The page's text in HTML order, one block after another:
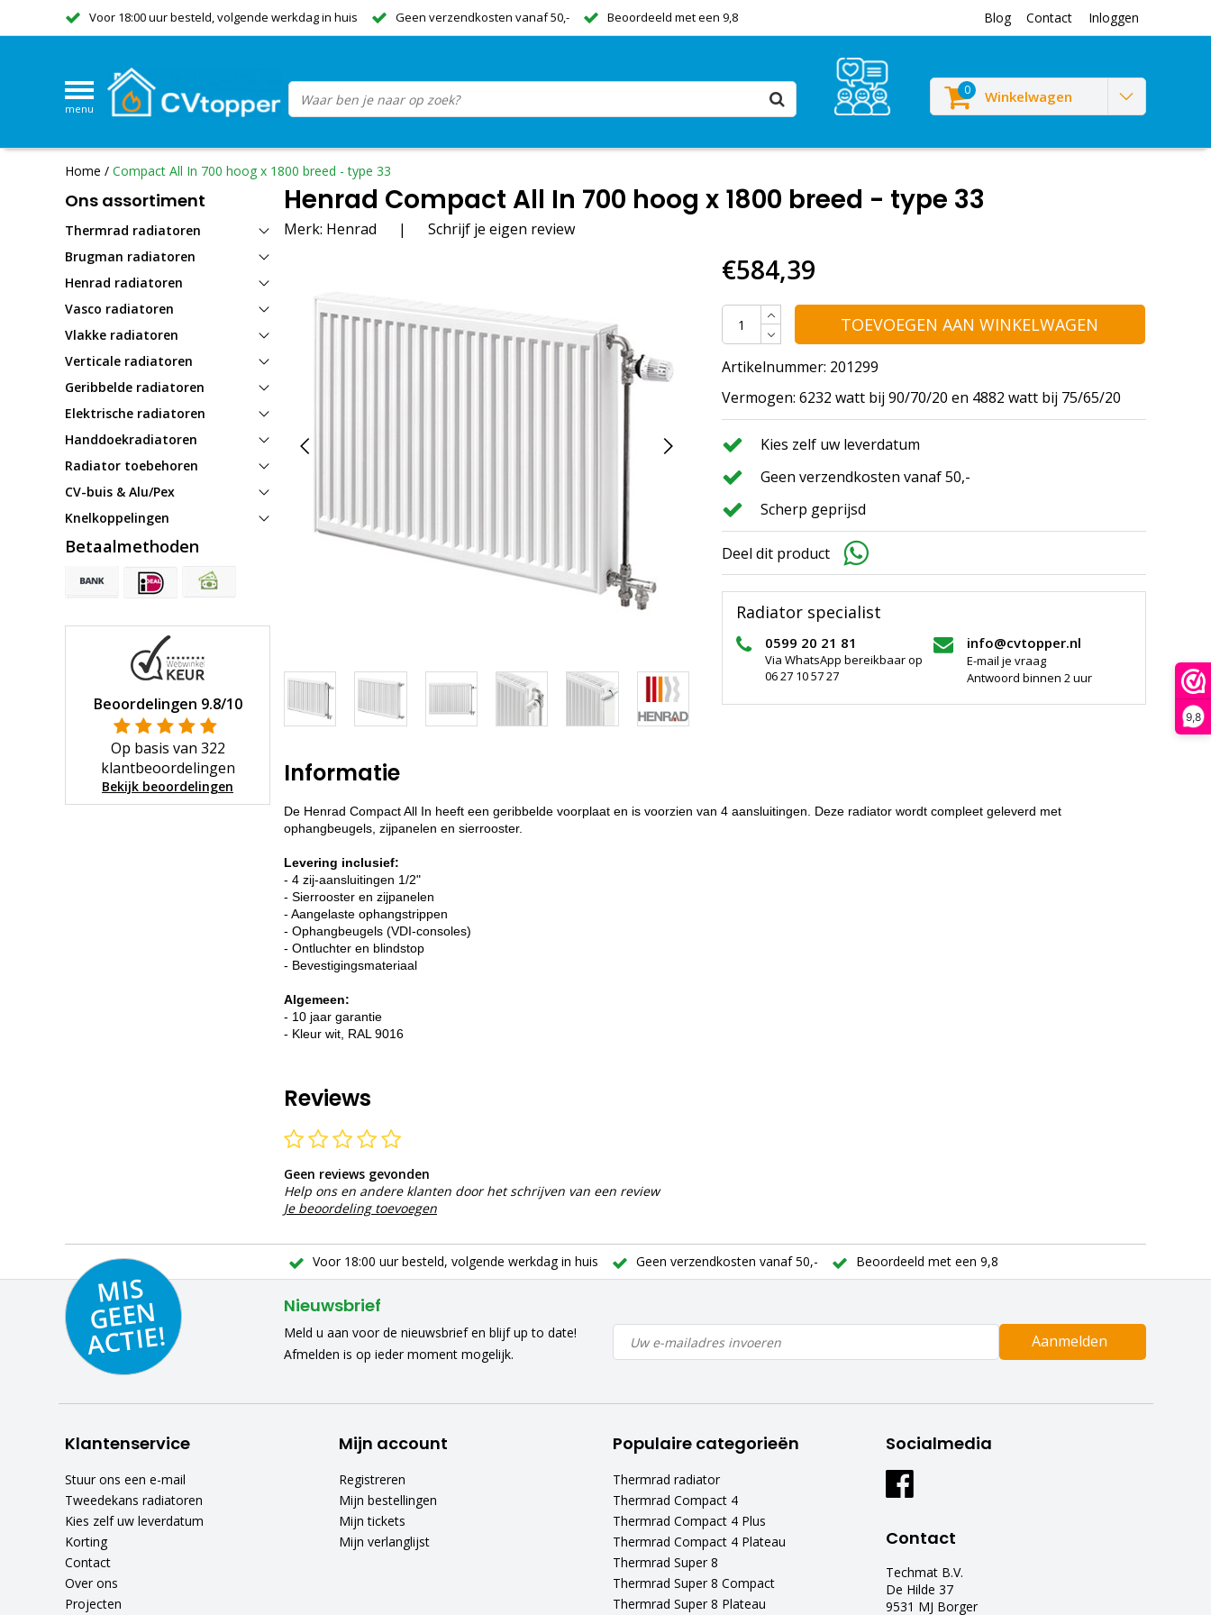
9,8
Voor 18:00 uur besteld, volgende werkdag in huis Geen verzendkosten vanaf 50,- Beoordeeld met een 9,8 Blog Contact Inloggen
menu
0 Winkelwagen
Home / Compact All In 700 hoog x 1800 breed - type 33
Ons assortiment
Thermrad radiatoren
Brugman radiatoren
Henrad radiatoren
Vasco radiatoren
Vlakke radiatoren
Verticale radiatoren
Geribbelde radiatoren
Elektrische radiatoren
Handdoekradiatoren
Radiator toebehoren
CV-buis & Alu/Pex
Knelkoppelingen
Betaalmethoden
Beoordelingen 9.8/10
Op basis van 322
klantbeoordelingen
Bekijk beoordelingen
Henrad Compact All In 700 hoog x 1800 breed - type 33
Merk: Henrad | Schrijf je eigen review
€584,39
TOEVOEGEN AAN WINKELWAGEN
Artikelnummer: 201299
Vermogen: 6232 watt bij 90/70/20 en 4882 watt bij 75/65/20
Kies zelf uw leverdatum
Geen verzendkosten vanaf 50,-
Scherp geprijsd
Deel dit product
Radiator specialist
0599 20 21 81
Via WhatsApp bereikbaar op
06 27 10 57 27
info@cvtopper.nl
E-mail je vraag
Antwoord binnen 2 uur
Informatie
De Henrad Compact All In heeft een geribbelde voorplaat en is voorzien van 4 aansluitingen. Deze radiator wordt compleet geleverd met
ophangbeugels, zijpanelen en sierrooster.
Levering inclusief:
- 4 zij-aansluitingen 1/2"
- Sierrooster en zijpanelen
- Aangelaste ophangstrippen
- Ophangbeugels (VDI-consoles)
- Ontluchter en blindstop
- Bevestigingsmateriaal
Algemeen:
- 10 jaar garantie
- Kleur wit, RAL 9016
Reviews
Geen reviews gevonden
Help ons en andere klanten door het schrijven van een review
Je beoordeling toevoegen
Voor 18:00 uur besteld, volgende werkdag in huis Geen verzendkosten vanaf 50,- Beoordeeld met een 9,8
MIS
GEE
N
A
C
TIE!
Nieuwsbrief
Meld u aan voor de nieuwsbrief en blijf up to date!
Afmelden is op ieder moment mogelijk.
Aanmelden
Klantenservice
Stuur ons een e-mail
Tweedekans radiatoren
Kies zelf uw leverdatum
Korting
Contact
Over ons
Projecten
Mijn account
Registreren
Mijn bestellingen
Mijn tickets
Mijn verlanglijst
Populaire categorieën
Thermrad radiator
Thermrad Compact 4
Thermrad Compact 4 Plus
Thermrad Compact 4 Plateau
Thermrad Super 8
Thermrad Super 8 Compact
Thermrad Super 8 Plateau
Socialmedia
Contact
Techmat B.V.
De Hilde 37
9531 MJ Borger